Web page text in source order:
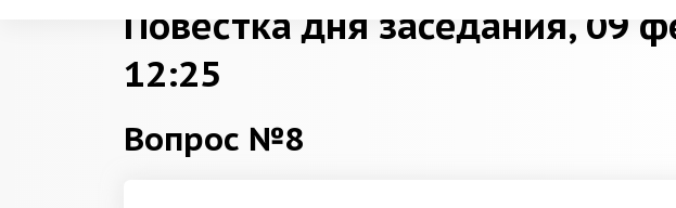
Повестка дня заседания, 09
12:25
Вопрос №8